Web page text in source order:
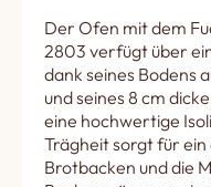
Der Ofen mit dem
2803 verfügt über
dank seines Bodens
und seines 8 cm
eine hochwertige
Trägheit sorgt für
Brotbacken und die